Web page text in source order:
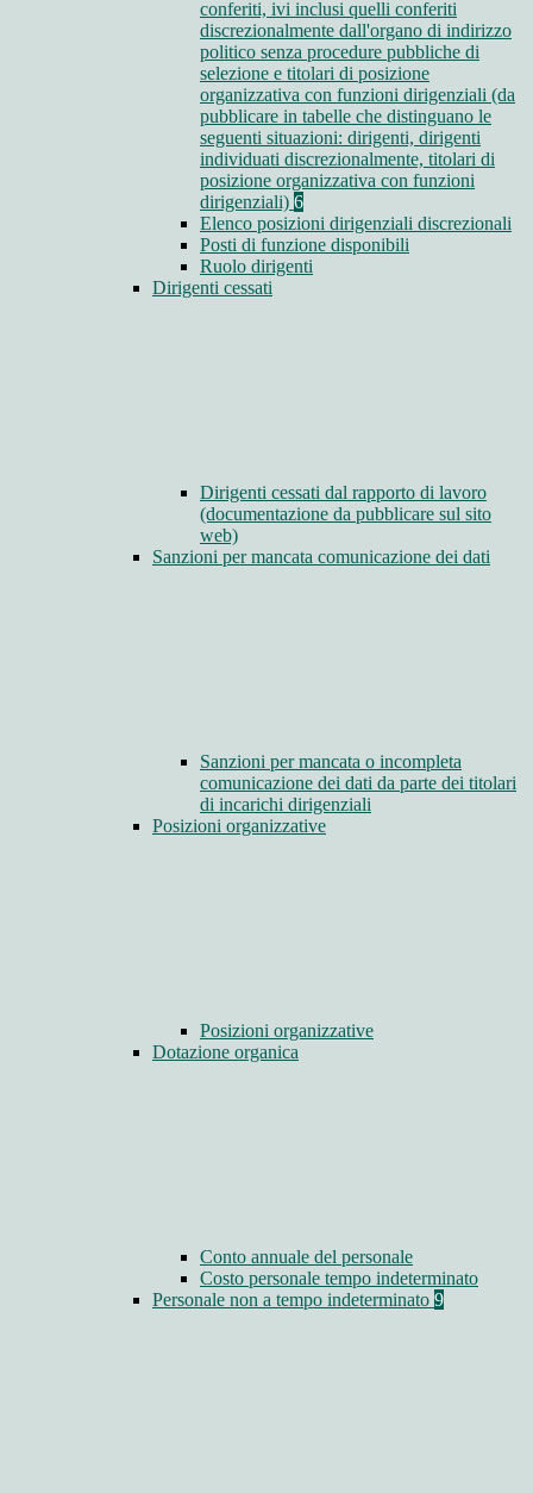
conferiti, ivi inclusi quelli conferiti
discrezionalmente dall'organo di indirizzo
politico senza procedure pubbliche di
selezione e titolari di posizione
organizzativa con funzioni dirigenziali (da
pubblicare in tabelle che distinguano le
seguenti situazioni: dirigenti, dirigenti
individuati discrezionalmente, titolari di
posizione organizzativa con funzioni
dirigenziali) 6
Elenco posizioni dirigenziali discrezionali
Posti di funzione disponibili
Ruolo dirigenti
Dirigenti cessati
Dirigenti cessati dal rapporto di lavoro
(documentazione da pubblicare sul sito
web)
Sanzioni per mancata comunicazione dei dati
Sanzioni per mancata o incompleta
comunicazione dei dati da parte dei titolari
di incarichi dirigenziali
Posizioni organizzative
Posizioni organizzative
Dotazione organica
Conto annuale del personale
Costo personale tempo indeterminato
Personale non a tempo indeterminato 9